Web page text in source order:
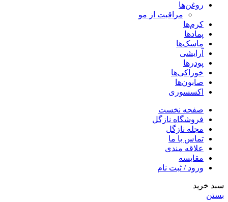
روغن‌ها
مراقبت از مو
کرم‌ها
پمادها
ماسک‌ها
آرایشی
پودرها
خوراکی‌ها
صابون‌ها
اکسسوری
صفحه نخست
فروشگاه نازگل
مجله نازگل
تماس با ما
علاقه مندی
مقایسه
ورود / ثبت نام
سبد خرید
بستن